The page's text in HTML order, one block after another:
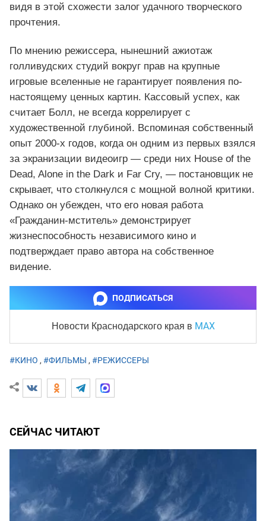
видя в этой схожести залог удачного творческого
прочтения.
По мнению режиссера, нынешний ажиотаж
голливудских студий вокруг прав на крупные
игровые вселенные не гарантирует появления по-
настоящему ценных картин. Кассовый успех, как
считает Болл, не всегда коррелирует с
художественной глубиной. Вспоминая собственный
опыт 2000‑х годов, когда он одним из первых взялся
за экранизации видеоигр — среди них House of the
Dead, Alone in the Dark и Far Cry, — постановщик не
скрывает, что столкнулся с мощной волной критики.
Однако он убежден, что его новая работа
«Гражданин‑мститель» демонстрирует
жизнеспособность независимого кино и
подтверждает право автора на собственное
видение.
ПОДПИСАТЬСЯ
Новости Краснодарского края в MAX
#КИНО , #ФИЛЬМЫ , #РЕЖИССЕРЫ
СЕЙЧАС ЧИТАЮТ